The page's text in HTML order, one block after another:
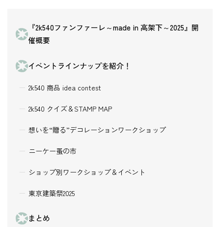
『2k540ファンファーレ～made in 高架下～2025』開
催概要
イベントラインナップを紹介！
2k540 商品 idea contest
2k540 クイズ＆STAMP MAP
想いを“贈る”デコレーションワークショップ
ニーケー蚤の市
ショップ別ワークショップ＆イベント
東京建築祭2025
まとめ